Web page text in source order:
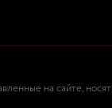
на сайте,